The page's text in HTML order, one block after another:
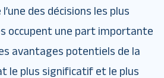
des décisions les plus
occupent une part importante
avantages potentiels de la
le plus significatif et le plus